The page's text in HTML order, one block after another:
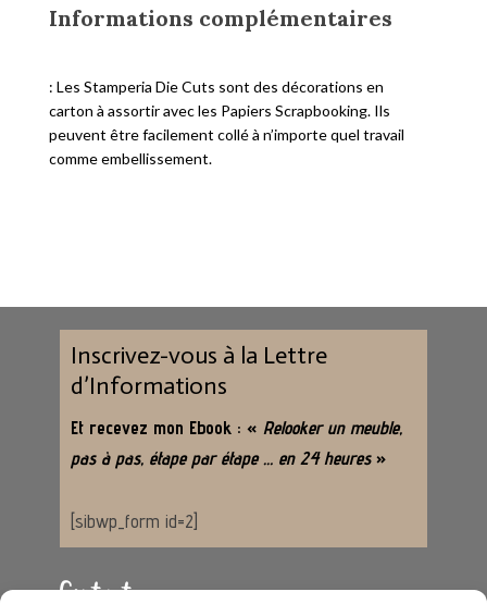
Informations complémentaires
: Les Stamperia Die Cuts sont des décorations en
carton à assortir avec les Papiers Scrapbooking. Ils
peuvent être facilement collé à n’importe quel travail
comme embellissement.
Inscrivez-vous à la Lettre
d’Informations
Et recevez mon Ebook : « Relooker un meuble,
pas à pas, étape par étape … en 24 heures »
[sibwp_form id=2]
Contact